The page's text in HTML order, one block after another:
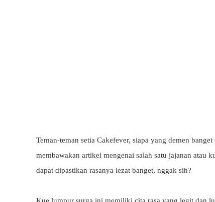
Teman-teman setia Cakefever, siapa yang demen
membawakan artikel mengenai salah satu jajanan atau
dapat dipastikan rasanya lezat banget, nggak sih?